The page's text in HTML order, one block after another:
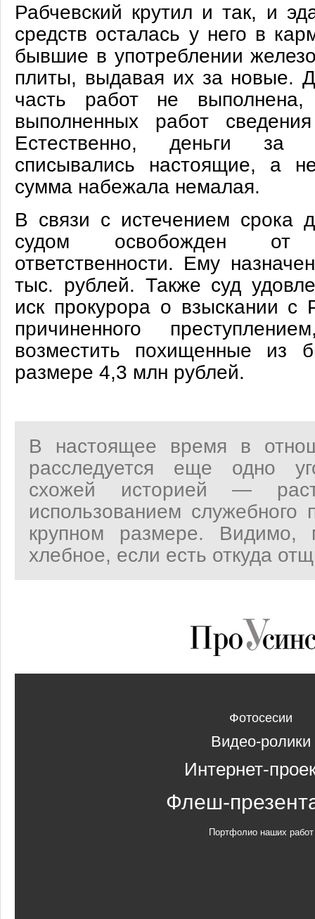
Рабчевский крутил и так, и
средств осталась у него в
бывшие в употреблении
плиты, выдавая их за новые.
часть работ не
выполненных работ
Естественно, деньги за
списывались настоящие, а
сумма набежала
В связи с истечением срока
судом освобожден от
ответственности. Ему
тыс. рублей. Также суд
иск прокурора о взыскании с
причиненного
возместить похищенные из
размере 4,3 млн рублей.
В настоящее время в
расследуется еще одно
схожей историей —
использованием
крупном размере. Видимо,
хлебное, если есть откуда
Фотосесии
Видео-ролики
Интернет-
Флеш-
Портфолио наших работ